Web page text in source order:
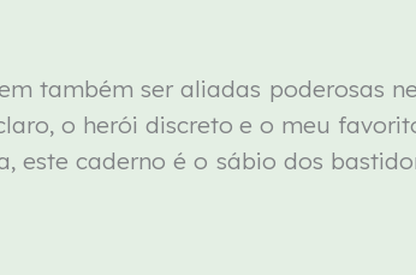
também ser aliadas poderosas
o herói discreto e o meu
este caderno é o sábio dos